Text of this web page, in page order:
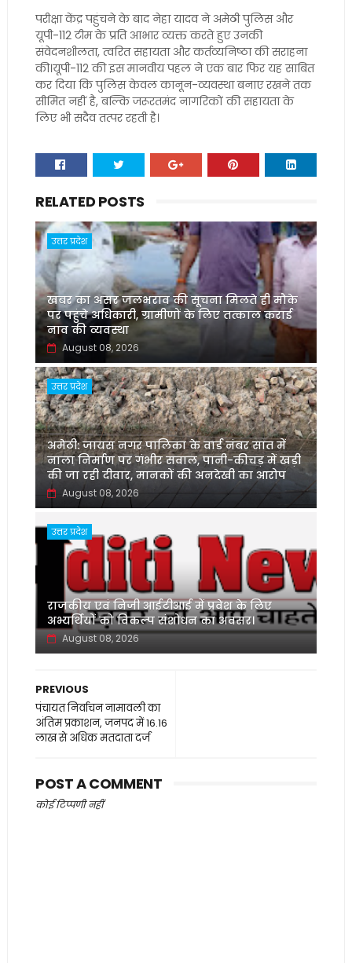
परीक्षा केंद्र पहुंचने के बाद नेहा यादव ने अमेठी पुलिस और
यूपी-112 टीम के प्रति आभार व्यक्त करते हुए उनकी
संवेदनशीलता, त्वरित सहायता और कर्तव्यनिष्ठा की सराहना
की।यूपी-112 की इस मानवीय पहल ने एक बार फिर यह साबित
कर दिया कि पुलिस केवल कानून-व्यवस्था बनाए रखने तक
सीमित नहीं है, बल्कि जरूरतमंद नागरिकों की सहायता के
लिए भी सदैव तत्पर रहती है।
RELATED POSTS
उत्तर प्रदेश
खबर का असर जलभराव की सूचना मिलते ही मौके
पर पहुंचे अधिकारी, ग्रामीणों के लिए तत्काल कराई
नाव की व्यवस्था
August 08, 2026
उत्तर प्रदेश
अमेठी: जायस नगर पालिका के वार्ड नंबर सात में
नाला निर्माण पर गंभीर सवाल, पानी-कीचड़ में खड़ी
की जा रही दीवार, मानकों की अनदेखी का आरोप
August 08, 2026
उत्तर प्रदेश
‌राजकीय एवं निजी आईटीआई में प्रवेश के लिए
अभ्यर्थियों को विकल्प संशोधन का अवसर।
August 08, 2026
PREVIOUS
पंचायत निर्वाचन नामावली का
अंतिम प्रकाशन, जनपद में 16.16
लाख से अधिक मतदाता दर्ज
POST A COMMENT
कोई टिप्पणी नहीं